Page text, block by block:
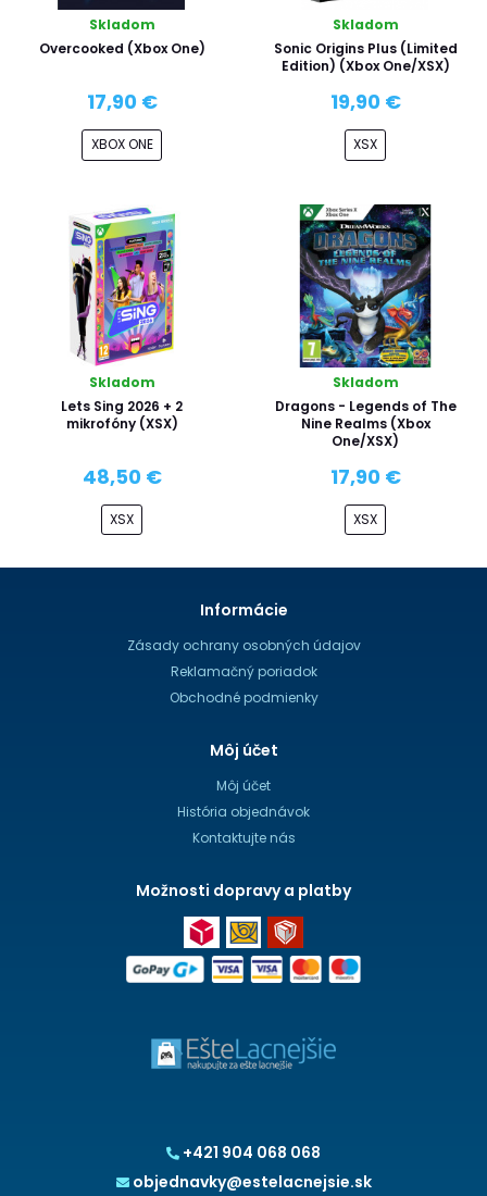
Skladom
Overcooked (Xbox One)
17,90 €
XBOX ONE
Skladom
Sonic Origins Plus (Limited
Edition) (Xbox One/XSX)
19,90 €
XSX
Skladom
Lets Sing 2026 + 2
mikrofóny (XSX)
48,50 €
XSX
Skladom
Dragons - Legends of The
Nine Realms (Xbox
One/XSX)
17,90 €
XSX
+421 904 068 068
objednavky@estelacnejsie.sk
Informácie
Zásady ochrany osobných údajov
Reklamačný poriadok
Obchodné podmienky
Môj účet
Môj účet
História objednávok
Kontaktujte nás
Možnosti dopravy a platby